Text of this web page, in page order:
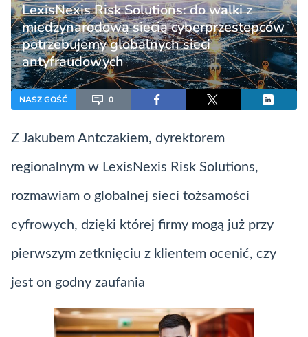
LexisNexis Risk Solutions: do walki z
międzynarodową siecią cyberprzestępców
potrzebujemy globalnych sieci
antyfraudowych
NASZ GOŚĆ 0
Z Jakubem Antczakiem, dyrektorem
regionalnym w LexisNexis Risk Solutions,
rozmawiam o globalnej sieci tożsamości
cyfrowych, dzięki której firmy mogą już przy
pierwszym zetknięciu z klientem ocenić, czy
jest on godny zaufania